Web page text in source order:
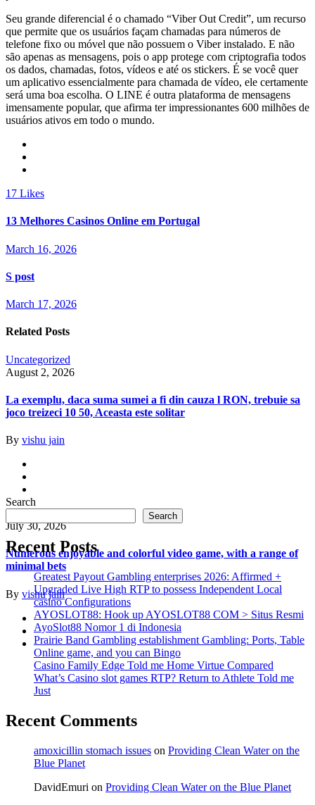
Seu grande diferencial é o chamado “Viber Out Credit”, um recurso
que permite que os usuários façam chamadas para números de
telefone fixo ou móvel que não possuem o Viber instalado. E não
são apenas as mensagens, pois o app protege com criptografia todos
os dados, chamadas, fotos, vídeos e até os stickers. É se você quer
um aplicativo essencialmente para chamada de vídeo, ele certamente
será uma boa escolha. O LINE é outra plataforma de mensagens
imensamente popular, que afirma ter impressionantes 600 milhões de
usuários ativos em todo o mundo.
17 Likes
13 Melhores Casinos Online em Portugal
March 16, 2026
S post
March 17, 2026
Related Posts
Uncategorized
August 2, 2026
La exemplu, daca suma sumei a fi din cauza l RON, trebuie sa
joco treizeci 10 50, Aceasta este solitar
By vishu jain
Uncategorized
July 30, 2026
Numerous enjoyable and colorful video game, with a range of
minimal bets
By vishu jain
Search
Search
Recent Posts
Greatest Payout Gambling enterprises 2026: Affirmed +
Upgraded Live High RTP to possess Independent Local
casino Configurations
AYOSLOT88: Hook up AYOSLOT88 COM > Situs Resmi
AyoSlot88 Nomor 1 di Indonesia
Prairie Band Gambling establishment Gambling: Ports, Table
Online game, and you can Bingo
Casino Family Edge Told me Home Virtue Compared
What’s Casino slot games RTP? Return to Athlete Told me
Just
Recent Comments
amoxicillin stomach issues on Providing Clean Water on the
Blue Planet
DavidEmuri on Providing Clean Water on the Blue Planet